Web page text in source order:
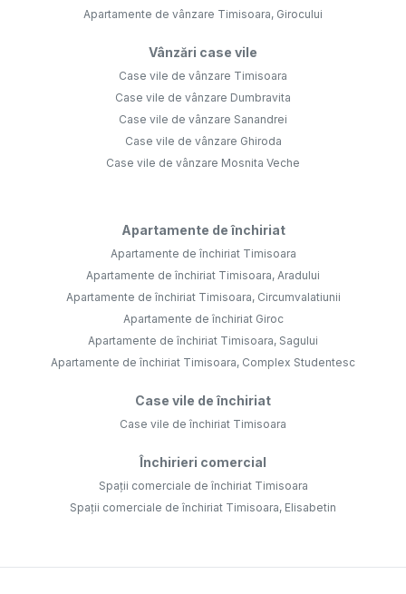
Apartamente de vânzare Timisoara, Girocului
Vânzări case vile
Case vile de vânzare Timisoara
Case vile de vânzare Dumbravita
Case vile de vânzare Sanandrei
Case vile de vânzare Ghiroda
Case vile de vânzare Mosnita Veche
Apartamente de închiriat
Apartamente de închiriat Timisoara
Apartamente de închiriat Timisoara, Aradului
Apartamente de închiriat Timisoara, Circumvalatiunii
Apartamente de închiriat Giroc
Apartamente de închiriat Timisoara, Sagului
Apartamente de închiriat Timisoara, Complex Studentesc
Case vile de închiriat
Case vile de închiriat Timisoara
Închirieri comercial
Spații comerciale de închiriat Timisoara
Spații comerciale de închiriat Timisoara, Elisabetin